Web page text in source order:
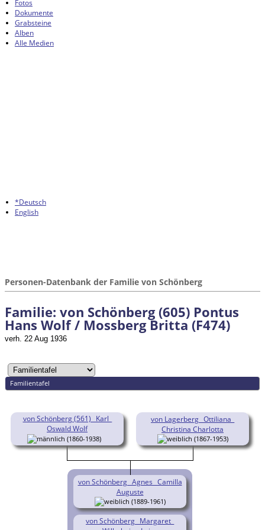
Fotos
Dokumente
Grabsteine
Alben
Alle Medien
*Deutsch
English
Personen-Datenbank der Familie von Schönberg
Familie: von Schönberg (605) Pontus
Hans Wolf / Mossberg Britta (F474)
verh. 22 Aug 1936
Familientafel
von Schönberg (561) _Karl_
Oswald Wolf
(1860-1938)
von Lagerberg _Ottiliana_
Christina Charlotta
(1867-1953)
von Schönberg _Agnes_ Camilla
Auguste
(1889-1961)
von Schönberg _Margaret_